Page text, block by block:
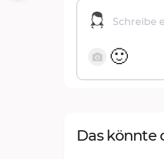
🙂
Das könnte